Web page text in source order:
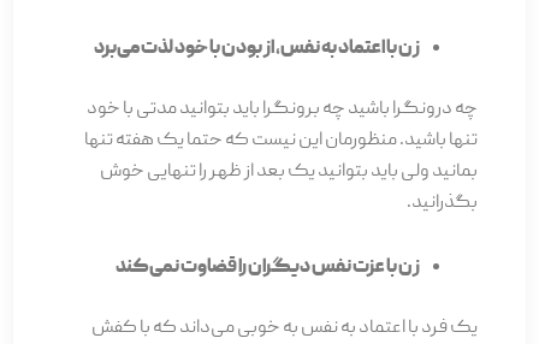
زن با اعتماد به نفس، از بودن با خود لذت می‌برد
چه درونگرا باشید چه برونگرا باید بتوانید مدتی با خود
تنها باشید. منظورمان این نیست که حتما یک هفته تنها
بمانید ولی باید بتوانید یک بعد از ظهر را تنهایی خوش
بگذرانید.
زن با عزت نفس دیگران را قضاوت نمی­‌کند
یک فرد با اعتماد به نفس به خوبی می­‌داند که با کفش